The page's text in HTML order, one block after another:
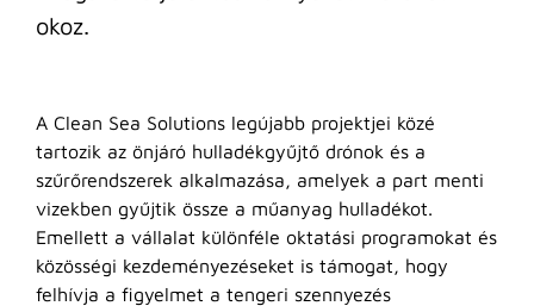
okoz.
A Clean Sea Solutions legújabb projektjei közé
tartozik az önjáró hulladékgyűjtő drónok és a
szűrőrendszerek alkalmazása, amelyek a part menti
vizekben gyűjtik össze a műanyag hulladékot.
Emellett a vállalat különféle oktatási programokat és
közösségi kezdeményezéseket is támogat, hogy
felhívja a figyelmet a tengeri szennyezés